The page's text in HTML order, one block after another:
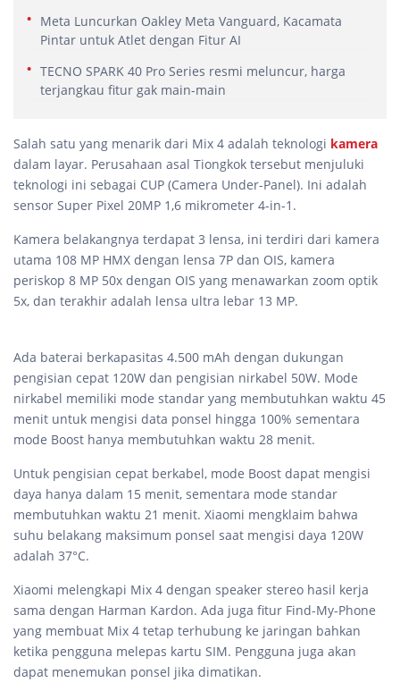
Meta Luncurkan Oakley Meta Vanguard, Kacamata
Pintar untuk Atlet dengan Fitur AI
TECNO SPARK 40 Pro Series resmi meluncur, harga
terjangkau fitur gak main-main
Salah satu yang menarik dari Mix 4 adalah teknologi kamera
dalam layar. Perusahaan asal Tiongkok tersebut menjuluki
teknologi ini sebagai CUP (Camera Under-Panel). Ini adalah
sensor Super Pixel 20MP 1,6 mikrometer 4-in-1.
Kamera belakangnya terdapat 3 lensa, ini terdiri dari kamera
utama 108 MP HMX dengan lensa 7P dan OIS, kamera
periskop 8 MP 50x dengan OIS yang menawarkan zoom optik
5x, dan terakhir adalah lensa ultra lebar 13 MP.
Ada baterai berkapasitas 4.500 mAh dengan dukungan
pengisian cepat 120W dan pengisian nirkabel 50W. Mode
nirkabel memiliki mode standar yang membutuhkan waktu 45
menit untuk mengisi data ponsel hingga 100% sementara
mode Boost hanya membutuhkan waktu 28 menit.
Untuk pengisian cepat berkabel, mode Boost dapat mengisi
daya hanya dalam 15 menit, sementara mode standar
membutuhkan waktu 21 menit. Xiaomi mengklaim bahwa
suhu belakang maksimum ponsel saat mengisi daya 120W
adalah 37°C.
Xiaomi melengkapi Mix 4 dengan speaker stereo hasil kerja
sama dengan Harman Kardon. Ada juga fitur Find-My-Phone
yang membuat Mix 4 tetap terhubung ke jaringan bahkan
ketika pengguna melepas kartu SIM. Pengguna juga akan
dapat menemukan ponsel jika dimatikan.